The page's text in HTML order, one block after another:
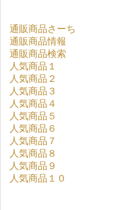
通販商品さーち
通販商品情報
通販商品検索
人気商品１
人気商品２
人気商品３
人気商品４
人気商品５
人気商品６
人気商品７
人気商品８
人気商品９
人気商品１０